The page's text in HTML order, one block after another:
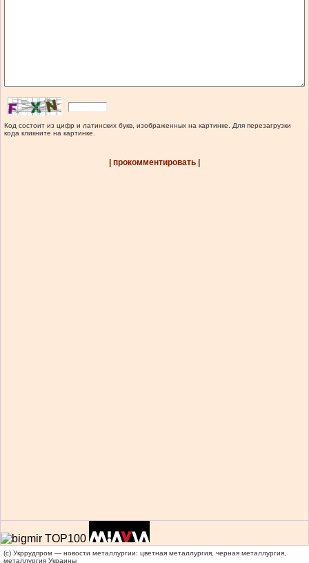
Код состоит из цифр и латинских букв, изображенных на картинке. Для перезагрузки
кода кликните на картинке.
| прокомментировать |
(c) Укррудпром — новости металлургии: цветная металлургия, черная металлургия,
металлургия Украины